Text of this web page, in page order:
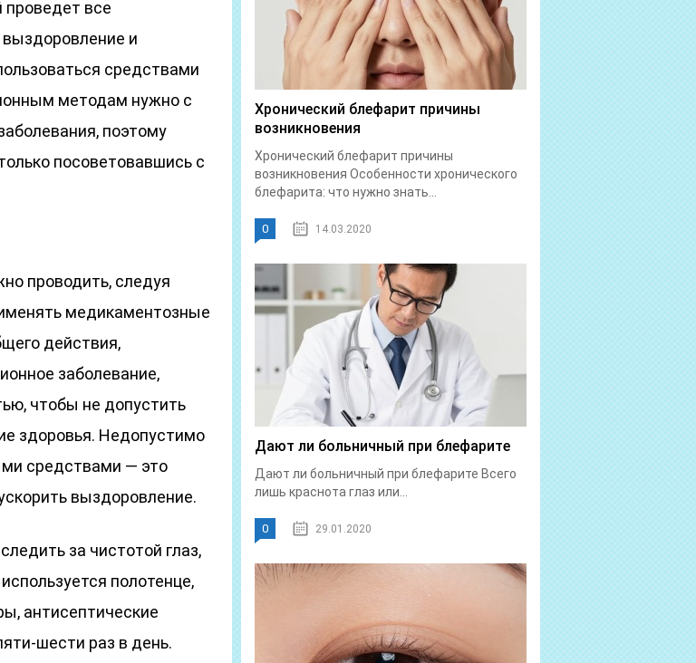
проведет все
и
средствами
методам нужно с
поэтому
посоветовавшись с
проводить, следуя
медикаментозные
действия,
заболевание,
чтобы не допустить
здоровья. Недопустимо
средствами — это
выздоровление.
за чистотой глаз,
полотенце,
антисептические
шести раз в день.
Хронический блефарит причины
возникновения
Хронический блефарит причины
возникновения Особенности хронического
блефарита: что нужно знать...
0 14.03.2020
Дают ли больничный при блефарите
Дают ли больничный при блефарите Всего
лишь краснота глаз или...
0 29.01.2020